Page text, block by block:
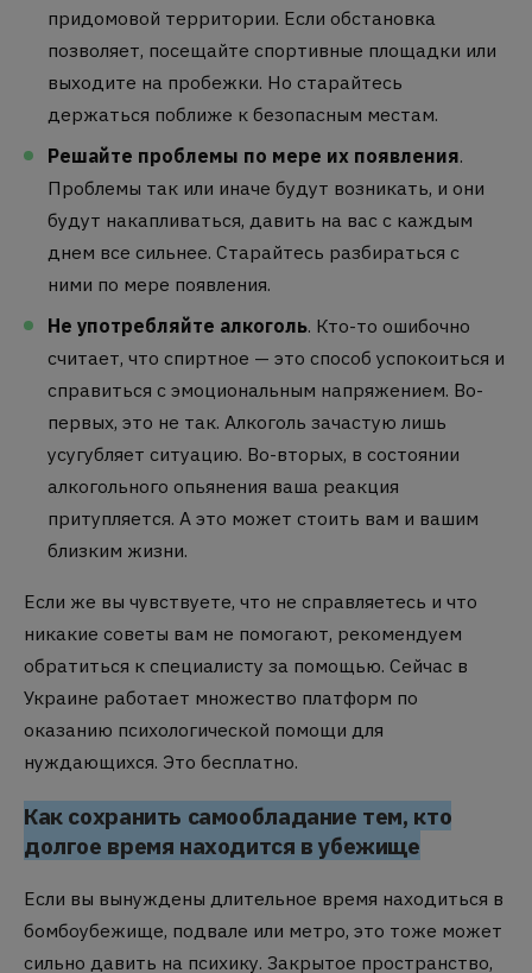
придомовой территории. Если обстановка
позволяет, посещайте спортивные площадки или
выходите на пробежки. Но старайтесь
держаться поближе к безопасным местам.
Решайте проблемы по мере их появления.
Проблемы так или иначе будут возникать, и они
будут накапливаться, давить на вас с каждым
днем все сильнее. Старайтесь разбираться с
ними по мере появления.
Не употребляйте алкоголь. Кто-то ошибочно
считает, что спиртное — это способ успокоиться и
справиться с эмоциональным напряжением. Во-
первых, это не так. Алкоголь зачастую лишь
усугубляет ситуацию. Во-вторых, в состоянии
алкогольного опьянения ваша реакция
притупляется. А это может стоить вам и вашим
близким жизни.
Если же вы чувствуете, что не справляетесь и что
никакие советы вам не помогают, рекомендуем
обратиться к специалисту за помощью. Сейчас в
Украине работает множество платформ по
оказанию психологической помощи для
нуждающихся. Это бесплатно.
Как сохранить самообладание тем, кто
долгое время находится в убежище
Если вы вынуждены длительное время находиться в
бомбоубежище, подвале или метро, это тоже может
сильно давить на психику. Закрытое пространство,